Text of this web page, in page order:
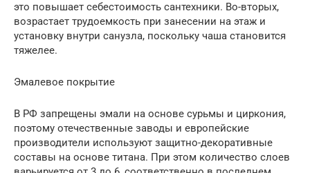
это повышает себестоимость сантехники. Во-вторых,
возрастает трудоемкость при занесении на этаж и
установку внутри санузла, поскольку чаша становится
тяжелее.
Эмалевое покрытие
В РФ запрещены эмали на основе сурьмы и циркония,
поэтому отечественные заводы и европейские
производители используют защитно-декоративные
составы на основе титана. При этом количество слоев